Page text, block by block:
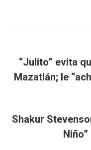
navigation
“Julito” evita
Mazatlán; le
Shakur